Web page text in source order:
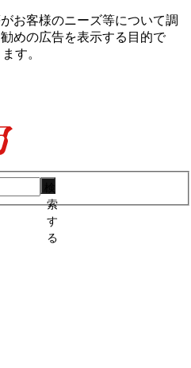
お客様のニーズ等について調
めの広告を表⽰する⽬的で
す。
索
す
る